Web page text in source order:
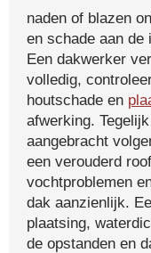
naden of blazen
en schade aan de
Een dakwerker
volledig,
houtschade en
afwerking.
aangebracht
een verouderd
vochtproblemen
dak aanzienlijk.
plaatsing,
de opstanden en